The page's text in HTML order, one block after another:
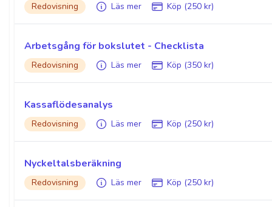
Redovisning Läs mer Köp (250 kr)
Arbetsgång för bokslutet - Checklista
Redovisning Läs mer Köp (350 kr)
Kassaflödesanalys
Redovisning Läs mer Köp (250 kr)
Nyckeltalsberäkning
Redovisning Läs mer Köp (250 kr)